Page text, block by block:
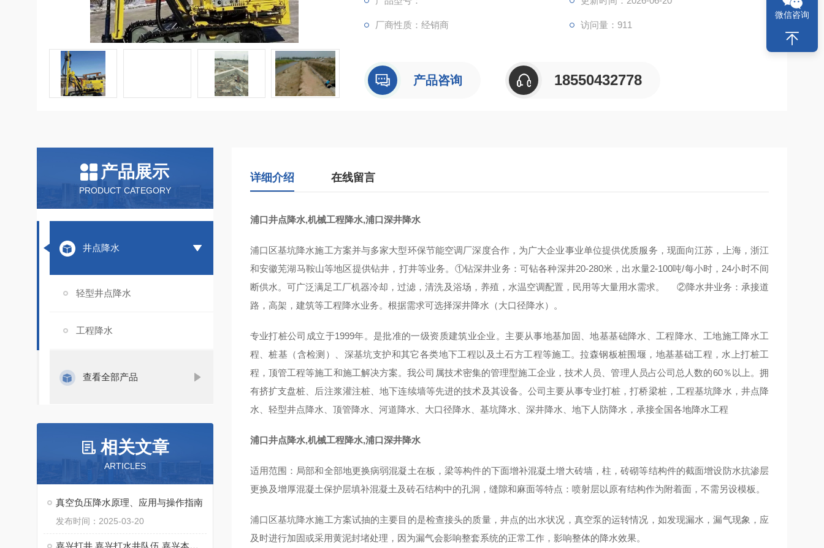
厂商性质：经销商 访问量：911
产品咨询 18550432778
产品展示
PRODUCT CATEGORY
井点降水
轻型井点降水
工程降水
查看全部产品
相关文章
ARTICLES
真空负压降水原理、应用与操作指南
发布时间：2025-03-20
嘉兴打井 嘉兴打水井队伍 嘉兴本地打水井钻井队
详细介绍 在线留言
浦口井点降水,机械工程降水,浦口深井降水
浦口区基坑降水施工方案并与多家大型环保节能空调厂深度合作，为广大企业事业单位提供优质服务，现面向江苏，上海，浙江
和安徽芜湖马鞍山等地区提供钻井，打井等业务。①钻深井业务：可钻各种深井20-280米，出水量2-100吨/每小时，24小时不间
断供水。可广泛满足工厂机器冷却，过滤，清洗及浴场，养殖，水温空调配置，民用等大量用水需求。 ②降水井业务：承接道
路，高架，建筑等工程降水业务。根据需求可选择深井降水（大口径降水）。
专业打桩公司成立于1999年。是批准的一级资质建筑业企业。主要从事地基加固、地基基础降水、工程降水、工地施工降水工
程、桩基（含检测）、深基坑支护和其它各类地下工程以及土石方工程等施工。拉森钢板桩围堰，地基基础工程，水上打桩工
程，顶管工程等施工和施工解决方案。我公司属技术密集的管理型施工企业，技术人员、管理人员占公司总人数的60％以上。拥
有挤扩支盘桩、后注浆灌注桩、地下连续墙等先进的技术及其设备。公司主要从事专业打桩，打桥梁桩，工程基坑降水，井点降
水、轻型井点降水、顶管降水、河道降水、大口径降水、基坑降水、深井降水、地下人防降水，承接全国各地降水工程
浦口井点降水,机械工程降水,浦口深井降水
适用范围：局部和全部地更换病弱混凝土在板，梁等构件的下面增补混凝土增大砖墙，柱，砖砌等结构件的截面增设防水抗渗层
更换及增厚混凝土保护层填补混凝土及砖石结构中的孔洞，缝隙和麻面等特点：喷射层以原有结构作为附着面，不需另设模板。
浦口区基坑降水施工方案试抽的主要目的是检查接头的质量，井点的出水状况，真空泵的运转情况，如发现漏水，漏气现象，应
及时进行加固或采用黄泥封堵处理，因为漏气会影响整套系统的正常工作，影响整体的降水效果。
微信咨询